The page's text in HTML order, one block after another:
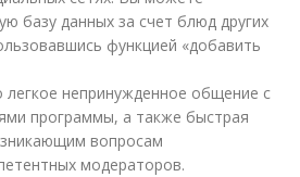
базу данных за счет блюд других
функцией «добавить
непринужденное общение с
программы, а также быстрая
вопросам
модераторов.